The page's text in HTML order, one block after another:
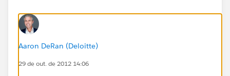
Aaron DeRan (Deloitte)
29 de out. de 2012 14:06